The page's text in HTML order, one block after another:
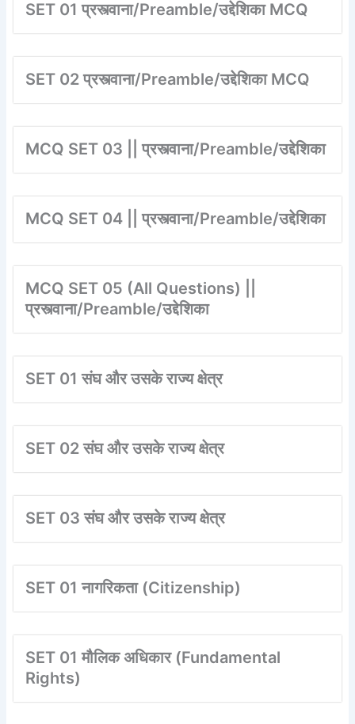
SET 01 प्रस्त्वाना/Preamble/उद्देशिका MCQ
SET 02 प्रस्त्वाना/Preamble/उद्देशिका MCQ
MCQ SET 03 || प्रस्त्वाना/Preamble/उद्देशिका
MCQ SET 04 || प्रस्त्वाना/Preamble/उद्देशिका
MCQ SET 05 (All Questions) ||
प्रस्त्वाना/Preamble/उद्देशिका
SET 01 संघ और उसके राज्य क्षेत्र
SET 02 संघ और उसके राज्य क्षेत्र
SET 03 संघ और उसके राज्य क्षेत्र
SET 01 नागरिकता (Citizenship)
SET 01 मौलिक अधिकार (Fundamental
Rights)